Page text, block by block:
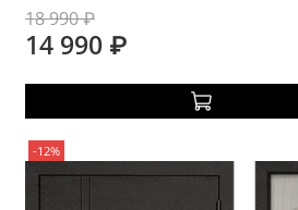
18 990 ₽
14 990 ₽
-12%